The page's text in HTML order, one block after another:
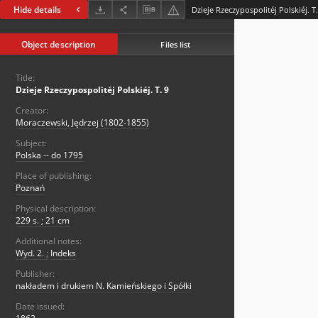
Hide details Dzieje Rzeczypospolitéj Polskiéj.
Object description Files list
Title:
Dzieje Rzeczypospolitéj Polskiéj. T. 9
Creator:
Moraczewski, Jędrzej (1802-1855)
Subject:
Polska -- do 1795
Place of publishing:
Poznań
Physical description:
229 s. ; 21 cm
Additional notes:
Wyd. 2. ; Indeks
Publisher:
nakładem i drukiem N. Kamieńskiego i Spółki
Date issued: